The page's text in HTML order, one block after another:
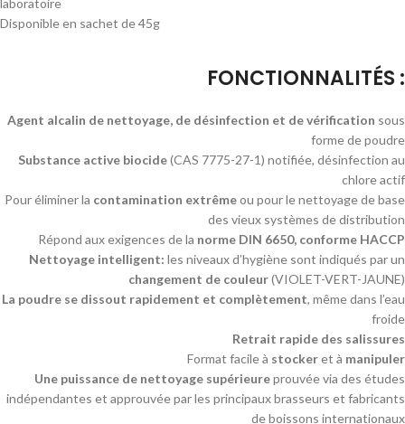
laboratoire
Disponible en sachet de 45g
FONCTIONNALITÉS :
Agent alcalin de nettoyage, de désinfection et de vérification sous
forme de poudre
Substance active biocide(CAS 7775-27-1) notifiée, désinfection au
chlore actif
Pour éliminer la contamination extrêmeou pour le nettoyage de base
des vieux systèmes de distribution
Répond aux exigences de la norme DIN 6650, conforme HACCP
Nettoyage intelligent: les niveaux d’hygiène sont indiqués par un
changement de couleur(VIOLET-VERT-JAUNE)
La poudre se dissout rapidement et complètement, même dans l’eau
froide
Retrait rapide des salissures
Format facile à stockeret à manipuler
Une puissance de nettoyage supérieureprouvée via des études
indépendantes et approuvée par les principaux brasseurs et fabricants
de boissons internationaux